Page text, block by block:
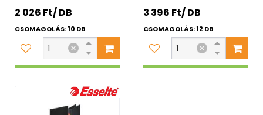
2 026 Ft/ DB
CSOMAGOLÁS: 10 DB
3 396 Ft/ DB
CSOMAGOLÁS: 12 DB